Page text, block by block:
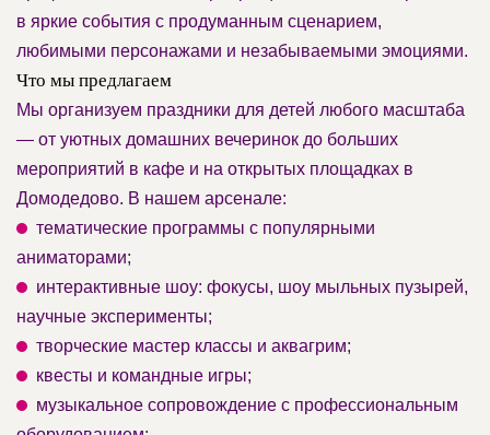
в яркие события с продуманным сценарием,
любимыми персонажами и незабываемыми эмоциями.
Что мы предлагаем
Мы организуем праздники для детей любого масштаба
— от уютных домашних вечеринок до больших
мероприятий в кафе и на открытых площадках в
Домодедово. В нашем арсенале:
тематические программы с популярными
аниматорами;
интерактивные шоу: фокусы, шоу мыльных пузырей,
научные эксперименты;
творческие мастер классы и аквагрим;
квесты и командные игры;
музыкальное сопровождение с профессиональным